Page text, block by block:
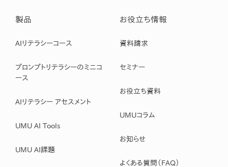
製品
AIリテラシーコース
プロンプトリテラシーのミニコ
ース
AIリテラシー アセスメント
UMU AI Tools
UMU AI課題
お役立ち情報
資料請求
セミナー
お役立ち資料
UMUコラム
お知らせ
よくある質問（FAQ）